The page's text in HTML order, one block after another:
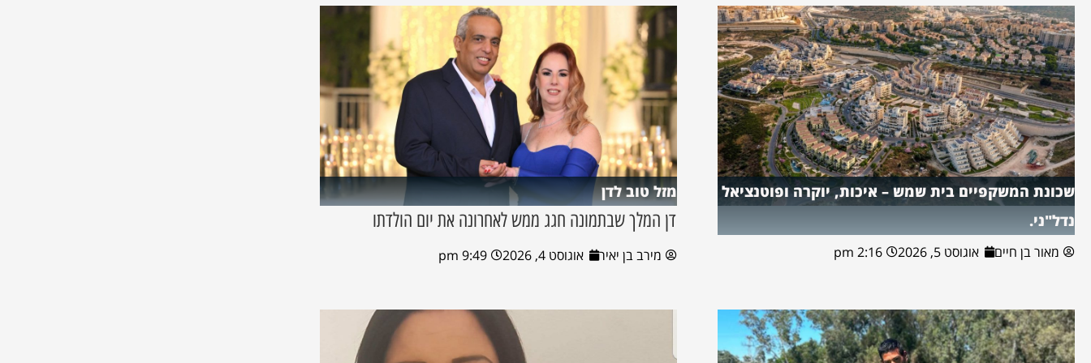
שכונת המשקפיים בית שמש – איכות, יוקרה ופוטנציאל
נדל"ני.
מאור בן חיים אוגוסט 5, 2026 2:16 pm
מזל טוב לדן
דן המלך שבתמונה חגג ממש לאחרונה את יום הולדתו
מירב בן יאיר אוגוסט 4, 2026 9:49 pm